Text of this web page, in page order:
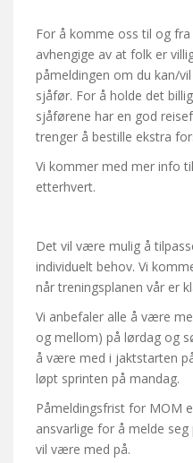
For å komme oss til og
avhengige av at folk er
påmeldingen om du kan/
sjåfør. For å holde det
sjåførene har en god
trenger å bestille ekstra
Vi kommer med mer info
etterhvert.
Det vil være mulig å
individuelt behov. Vi
når treningsplanen vår er
Vi anbefaler alle å være
og mellom) på lørdag og
å være med i jaktstarten
løpt sprinten på mandag.
Påmeldingsfrist for MOM
ansvarlige for å melde
vil være med på.